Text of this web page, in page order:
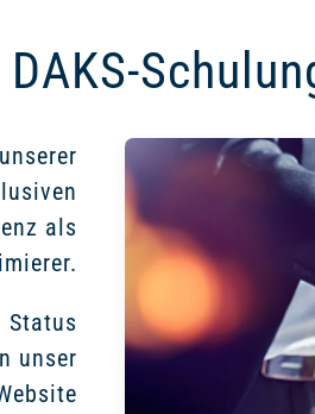
DAKS-
als
Status
unser